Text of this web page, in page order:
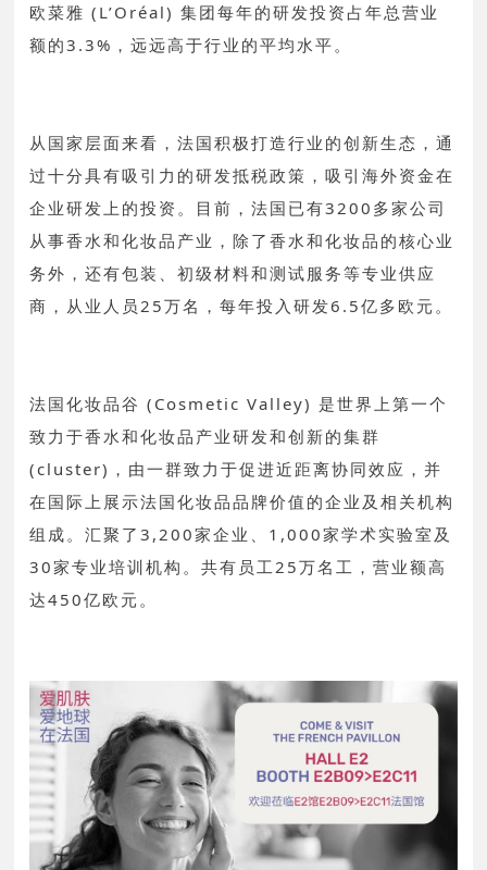
欧菜雅 (L’Oréal) 集团每年的研发投资占年总营业
额的3.3%，远远高于行业的平均水平。
从国家层面来看，法国积极打造行业的创新生态，通
过十分具有吸引力的研发抵税政策，吸引海外资金在
企业研发上的投资。目前，法国已有3200多家公司
从事香水和化妆品产业，除了香水和化妆品的核心业
务外，还有包装、初级材料和测试服务等专业供应
商，从业人员25万名，每年投入研发6.5亿多欧元。
法国化妆品谷 (Cosmetic Valley) 是世界上第一个
致力于香水和化妆品产业研发和创新的集群
(cluster)，由一群致力于促进近距离协同效应，并
在国际上展示法国化妆品品牌价值的企业及相关机构
组成。汇聚了3,200家企业、1,000家学术实验室及
30家专业培训机构。共有员工25万名工，营业额高
达450亿欧元。